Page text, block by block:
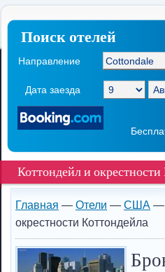
Поиск отелей
Направление
Дата заезда
Коттондейл и
Главная — Отели — США —
окрестности Коттондейла